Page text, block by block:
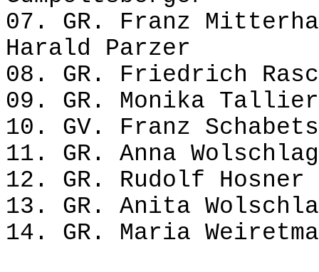
07. GR. Franz
Harald Parzer
08. GR. Friedrich
09. GR. Monika
10. GV. Franz
11. GR. Anna
12. GR. Rudolf
13. GR. Anita
14. GR. Maria